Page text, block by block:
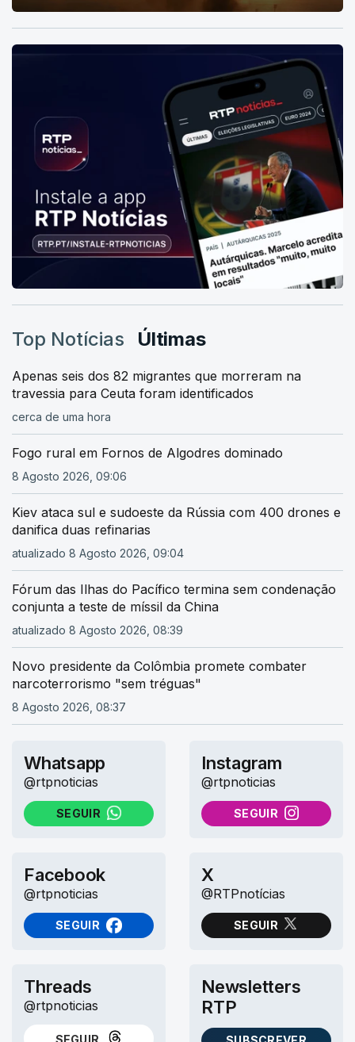
Top Notícias Últimas
Apenas seis dos 82 migrantes que morreram na
travessia para Ceuta foram identificados
cerca de uma hora
Fogo rural em Fornos de Algodres dominado
8 Agosto 2026, 09:06
Kiev ataca sul e sudoeste da Rússia com 400 drones e
danifica duas refinarias
atualizado 8 Agosto 2026, 09:04
Fórum das Ilhas do Pacífico termina sem condenação
conjunta a teste de míssil da China
atualizado 8 Agosto 2026, 08:39
Novo presidente da Colômbia promete combater
narcoterrorismo "sem tréguas"
8 Agosto 2026, 08:37
Whatsapp
@rtpnoticias
SEGUIR
NO WHATSAPP
Instagram
@rtpnoticias
SEGUIR
NO INSTAGRAM
Facebook
@rtpnoticias
SEGUIR
NO FACEBOOK
X
@RTPnotícias
SEGUIR
NO X (TWITTER)
Threads
@rtpnoticias
SEGUIR
Newsletters
RTP